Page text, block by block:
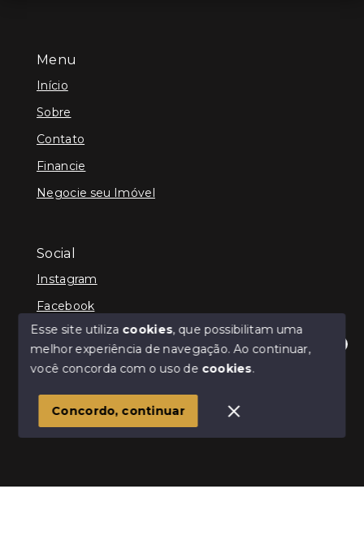
Olá! Estamos disponíveis para te ajudar.
Menu
Início
Sobre
Contato
Financie
Negocie seu Imóvel
Social
Instagram
Facebook
© Copyright 2026 - Infinity Imóveis Brasil Ltda - Todos
SITE PARA IMOBILIARIA
Esse site utiliza cookies, que possibilitam uma
melhor experiência de navegação.Ao continuar,
você concorda com o uso de cookies.
Concordo, continuar